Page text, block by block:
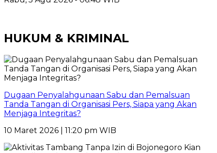
HUKUM & KRIMINAL
Dugaan Penyalahgunaan Sabu dan Pemalsuan
Tanda Tangan di Organisasi Pers, Siapa yang Akan
Menjaga Integritas?
10 Maret 2026 | 11:20 pm WIB